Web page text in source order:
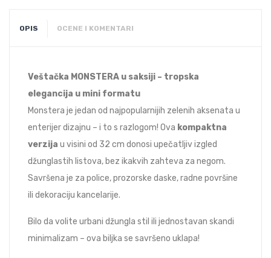
OPIS OCENE I KOMENTARI
Veštačka MONSTERA u saksiji – tropska
elegancija u mini formatu
Monstera je jedan od najpopularnijih zelenih aksenata u
enterijer dizajnu – i to s razlogom! Ova kompaktna
verzija u visini od 32 cm donosi upečatljiv izgled
džunglastih listova, bez ikakvih zahteva za negom.
Savršena je za police, prozorske daske, radne površine
ili dekoraciju kancelarije.
Bilo da volite urbani džungla stil ili jednostavan skandi
minimalizam – ova biljka se savršeno uklapa!